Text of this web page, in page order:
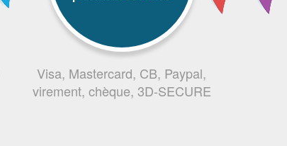
Visa, Mastercard, CB, Paypal,
virement, chèque, 3D-SECURE